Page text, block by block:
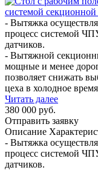
- Вытяжка
процесс системой
датчиков.
- Вытяжной
мощные и менее
позволяет снижать
цеха в холодное
Читать далее
380 000 руб.
Отправить заявку
Описание
- Вытяжка
процесс системой
датчиков.